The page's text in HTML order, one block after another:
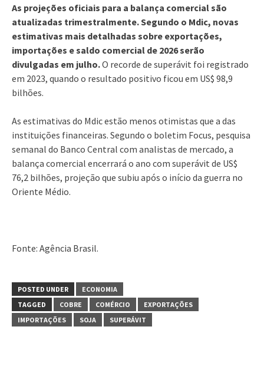
As projeções oficiais para a balança comercial são
atualizadas trimestralmente. Segundo o Mdic, novas
estimativas mais detalhadas sobre exportações,
importações e saldo comercial de 2026 serão
divulgadas em julho.O recorde de superávit foi registrado
em 2023, quando o resultado positivo ficou em US$ 98,9
bilhões.
As estimativas do Mdic estão menos otimistas que a das
instituições financeiras. Segundo o boletim Focus, pesquisa
semanal do Banco Central com analistas de mercado, a
balança comercial encerrará o ano com superávit de US$
76,2 bilhões, projeção que subiu após o início da guerra no
Oriente Médio.
Fonte: Agência Brasil.
POSTED UNDER
ECONOMIA
TAGGED
COBRE COMÉRCIO
EXPORTAÇÕES
IMPORTAÇÕES
SOJA SUPERÁVIT